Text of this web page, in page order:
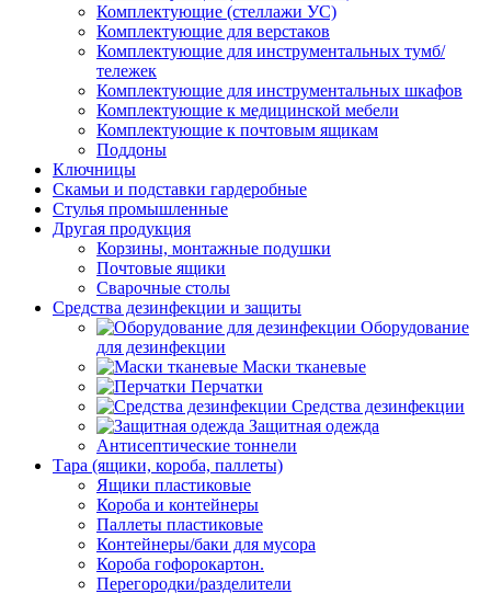
Комплектующие (стеллажи УС)
Комплектующие для верстаков
Комплектующие для инструментальных тумб/
тележек
Комплектующие для инструментальных шкафов
Комплектующие к медицинской мебели
Комплектующие к почтовым ящикам
Поддоны
Ключницы
Скамьи и подставки гардеробные
Стулья промышленные
Другая продукция
Корзины, монтажные подушки
Почтовые ящики
Сварочные столы
Средства дезинфекции и защиты
Оборудование
для дезинфекции
Маски тканевые
Перчатки
Средства дезинфекции
Защитная одежда
Антисептические тоннели
Тара (ящики, короба, паллеты)
Ящики пластиковые
Короба и контейнеры
Паллеты пластиковые
Контейнеры/баки для мусора
Короба гофорокартон.
Перегородки/разделители